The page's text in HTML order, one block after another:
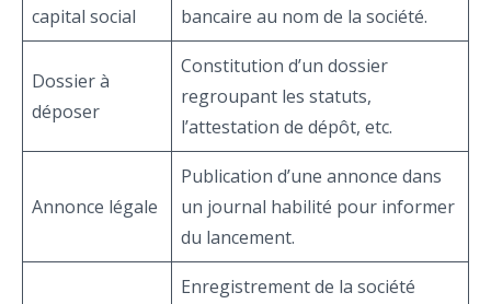
capital social
bancaire au nom de la société.
Dossier à
déposer
Constitution d’un dossier
regroupant les statuts,
l’attestation de dépôt, etc.
Annonce légale
Publication d’une annonce dans
un journal habilité pour informer
du lancement.
Enregistrement de la société